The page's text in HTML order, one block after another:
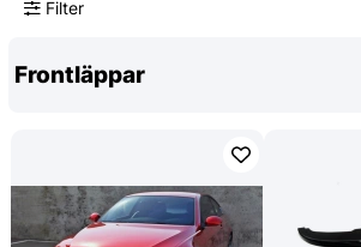
Filter
Frontläppar